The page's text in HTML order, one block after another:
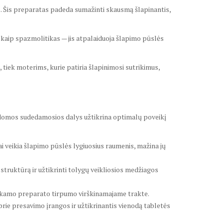
preparatas padeda sumažinti skausmą šlapinantis,
spazmolitikas — jis atpalaiduoja šlapimo pūslės
moterims, kurie patiria šlapinimosi sutrikimus,
sudedamosios dalys užtikrina optimalų poveikį
šlapimo pūslės lygiuosius raumenis, mažina jų
ir užtikrinti tolygų veikliosios medžiagos
preparato tirpumo virškinamajame trakte.
presavimo įrangos ir užtikrinantis vienodą tabletės